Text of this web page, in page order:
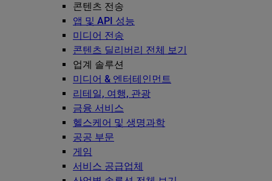
콘텐츠 전송
앱 및 API 성능
미디어 전송
콘텐츠 딜리버리 전체 보기
업계 솔루션
미디어 & 엔터테인먼트
리테일, 여행, 관광
금융 서비스
헬스케어 및 생명과학
공공 부문
게임
서비스 공급업체